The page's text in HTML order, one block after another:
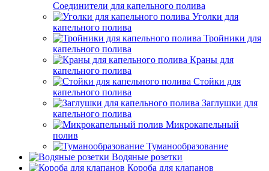
Соединители для капельного полива
Уголки для
капельного полива
Тройники для
капельного полива
Краны для
капельного полива
Стойки для
капельного полива
Заглушки для
капельного полива
Микрокапельный
полив
Туманообразование
Водяные розетки
Короба для клапанов